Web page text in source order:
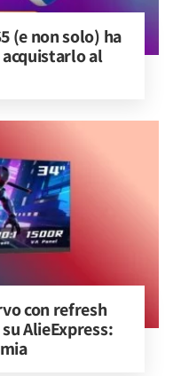
(e non solo) ha
acquistarlo al
con refresh
AlieExpress: